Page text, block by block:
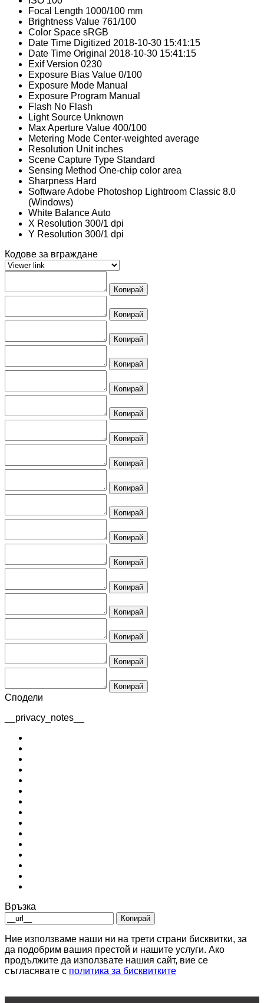
Focal Length 1000/100 mm
Brightness Value 761/100
Color Space sRGB
Date Time Digitized 2018-10-30 15:41:15
Date Time Original 2018-10-30 15:41:15
Exif Version 0230
Exposure Bias Value 0/100
Exposure Mode Manual
Exposure Program Manual
Flash No Flash
Light Source Unknown
Max Aperture Value 400/100
Metering Mode Center-weighted average
Resolution Unit inches
Scene Capture Type Standard
Sensing Method One-chip color area
Sharpness Hard
SoftwareAdobe Photoshop Lightroom Classic 8.0
(Windows)
White BalanceAuto
X Resolution 300/1 dpi
Y Resolution 300/1 dpi
Кодове за вграждане
Копирай
Копирай
Копирай
Копирай
Копирай
Копирай
Копирай
Копирай
Копирай
Копирай
Копирай
Копирай
Копирай
Копирай
Копирай
Копирай
Копирай
Сподели
__privacy_notes__
Връзка
Копирай
Ние използваме наши ни на трети страни бисквитки, за
да подобрим вашия престой и нашите услуги. Ако
продължите да използвате нашия сайт, вие се
съгласявате с политика за бисквитките